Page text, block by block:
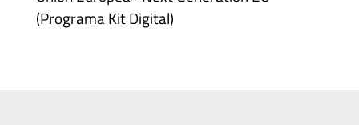
(Programa Kit Digital)